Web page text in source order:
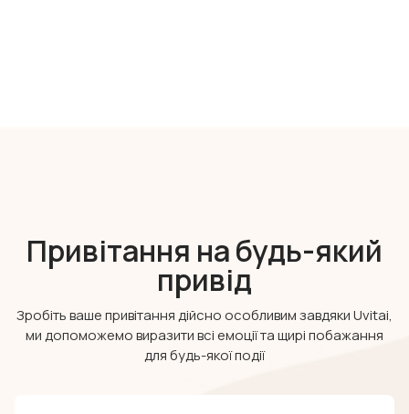
Привітання на будь-який
привід
Зробіть ваше привітання дійсно особливим завдяки Uvitai,
ми допоможемо виразити всі емоції та щирі побажання
для будь-якої події